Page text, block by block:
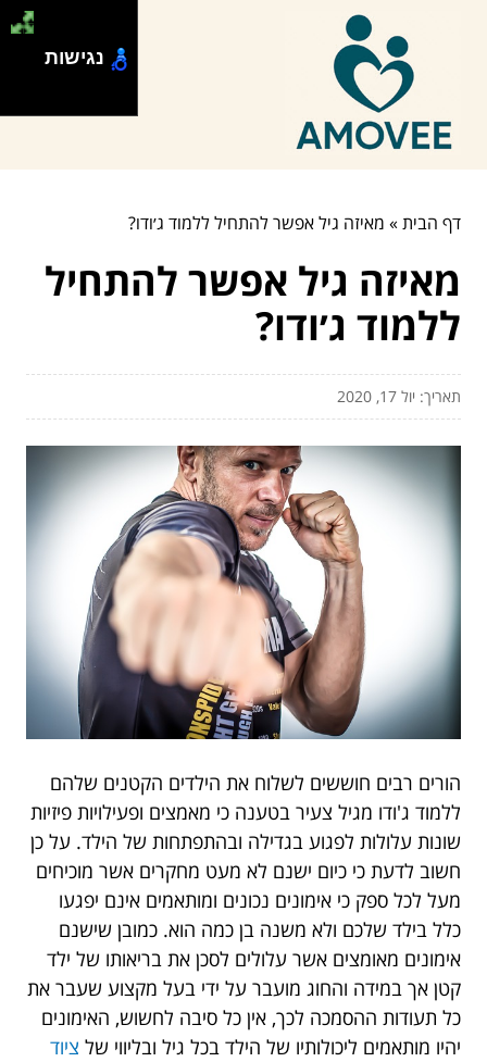
דף הבית» מאיזה גיל אפשר להתחיל ללמוד ג׳ודו?
מאיזה גיל אפשר להתחיל
ללמוד ג׳ודו?
תאריך: יול 17, 2020
הורים רבים חוששים לשלוח את הילדים הקטנים שלהם
ללמוד ג'ודו מגיל צעיר בטענה כי מאמצים ופעילויות פיזיות
שונות עלולות לפגוע בגדילה ובהתפתחות של הילד. על כן
חשוב לדעת כי כיום ישנם לא מעט מחקרים אשר מוכיחים
מעל לכל ספק כי אימונים נכונים ומותאמים אינם יפגעו
כלל בילד שלכם ולא משנה בן כמה הוא. כמובן שישנם
אימונים מאומצים אשר עלולים לסכן את בריאותו של ילד
קטן אך במידה והחוג מועבר על ידי בעל מקצוע שעבר את
כל תעודות ההסמכה לכך, אין כל סיבה לחשוש, האימונים
יהיו מותאמים ליכולותיו של הילד בכל גיל ובליווי של ציוד
נגישות